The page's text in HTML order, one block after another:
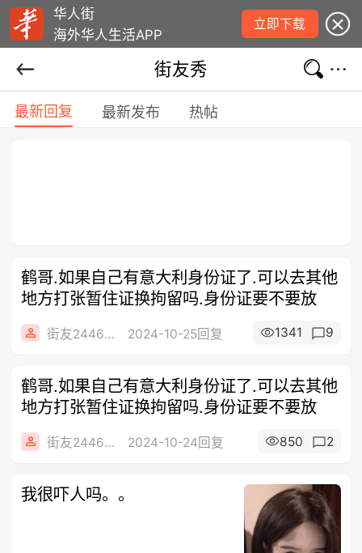
华人街
海外华人生活APP
立即下载
街友秀
最新回复 最新发布 热帖
鹤哥.如果自己有意大利身份证了.可以去其他
地方打张暂住证换拘留吗.身份证要不要放
街友24465808 2024-10-25回复 1341 9
鹤哥.如果自己有意大利身份证了.可以去其他
地方打张暂住证换拘留吗.身份证要不要放
街友24465808 2024-10-24回复 850 2
我很吓人吗。。